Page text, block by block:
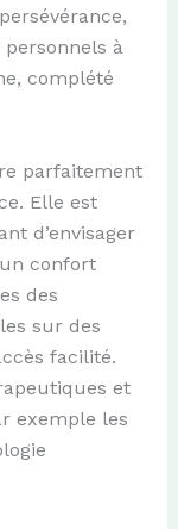
à
complété
parfaitement
Elle est
d’envisager
confort
des
sur des
facilité.
et
exemple les